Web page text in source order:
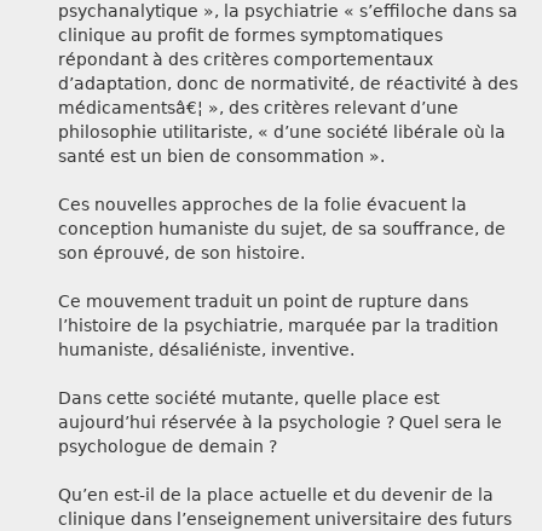
psychanalytique », la psychiatrie « s’effiloche dans sa
clinique au profit de formes symptomatiques
répondant à des critères comportementaux
d’adaptation, donc de normativité, de réactivité à des
médicamentsâ€¦ », des critères relevant d’une
philosophie utilitariste, « d’une société libérale où la
santé est un bien de consommation ».
Ces nouvelles approches de la folie évacuent la
conception humaniste du sujet, de sa souffrance, de
son éprouvé, de son histoire.
Ce mouvement traduit un point de rupture dans
l’histoire de la psychiatrie, marquée par la tradition
humaniste, désaliéniste, inventive.
Dans cette société mutante, quelle place est
aujourd’hui réservée à la psychologie ? Quel sera le
psychologue de demain ?
Qu’en est-il de la place actuelle et du devenir de la
clinique dans l’enseignement universitaire des futurs